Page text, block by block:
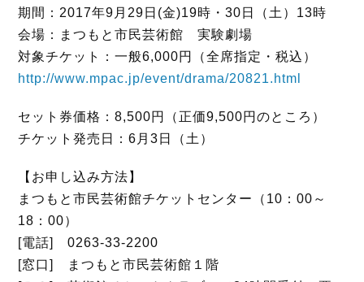
期間：2017年9月29日(金)19時・30日（土）13時
会場：まつもと市民芸術館 実験劇場
対象チケット：一般6,000円（全席指定・税込）
http://www.mpac.jp/event/drama/20821.html
セット券価格：8,500円（正価9,500円のところ）
チケット発売日：6月3日（土）
【お申し込み方法】
まつもと市民芸術館チケットセンター（10：00～
18：00）
[電話] 0263-33-2200
[窓口] まつもと市民芸術館１階